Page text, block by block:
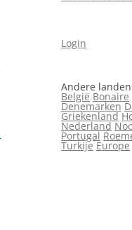
Login
Andere
België Bonaire
Denemarken
Griekenland
Nederland
Portugal
Turkije Europe